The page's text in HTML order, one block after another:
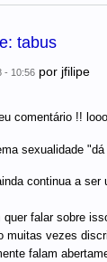
tabus
- 10:56 por jfilipe
comentário !!
sexualidade "dá
continua a ser
quer falar sobre
muitas vezes
falam